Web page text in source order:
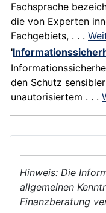
Fachsprache
die von Experten
Fachgebiets, . . .
'
den Schutz
unautorisiertem . . .
Hinweis: Die
allgemeinen
Finanzberatung